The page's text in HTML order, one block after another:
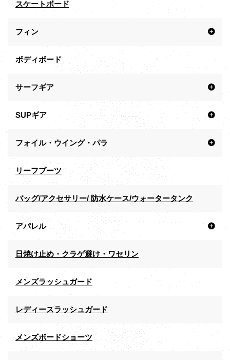
スケートボード
フィン
ボディボード
サーフギア
SUPギア
フォイル・ウイング・パラ
リーフブーツ
バッグ/アクセサリー/ 防水ケース/ウォータータンク
アパレル
日焼け止め・クラゲ避け・ワセリン
メンズラッシュガード
レディースラッシュガード
メンズボードショーツ